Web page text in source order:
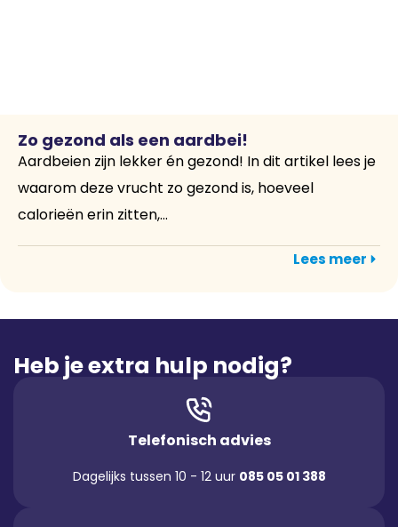
Zo gezond als een aardbei!
Aardbeien zijn lekker én gezond! In dit artikel lees je
waarom deze vrucht zo gezond is, hoeveel
calorieën erin zitten,...
Lees meer
Heb je extra hulp nodig?
Telefonisch advies
Dagelijks tussen 10 - 12 uur 085 05 01 388